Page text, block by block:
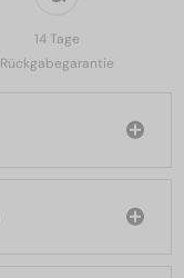
14 Tage
Rückgabegarantie